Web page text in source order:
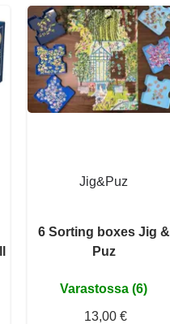
Jig&Puz
6 Sorting boxes Jig &
Puz
Varastossa (6)
13,00 €